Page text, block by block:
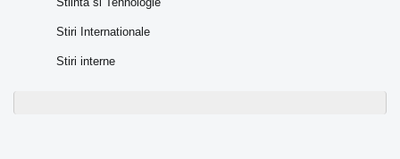
Stiri Internationale
Stiri interne